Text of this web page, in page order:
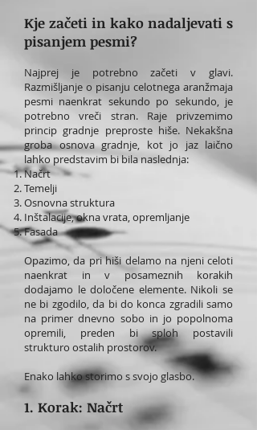
Kje začeti in kako nadaljevati s
pisanjem pesmi?
Najprej je potrebno začeti v glavi.
Razmišljanje o pisanju celotnega aranžmaja
pesmi naenkrat sekundo po sekundo, je
potrebno vreči stran. Raje privzemimo
princip gradnje preproste hiše. Nekakšna
groba osnova gradnje, kot jo jaz laično
lahko predstavim bi bila naslednja:
Načrt
Temelji
Osnovna struktura
Inštalacije, okna vrata, opremljanje
Fasada
Opazimo, da pri hiši delamo na njeni celoti
naenkrat in v posameznih korakih
dodajamo le določene elemente. Nikoli se
ne bi zgodilo, da bi do konca zgradili samo
na primer dnevno sobo in jo popolnoma
opremili, preden bi sploh postavili
strukturo ostalih prostorov.
Enako lahko storimo s svojo glasbo.
1. Korak: Načrt